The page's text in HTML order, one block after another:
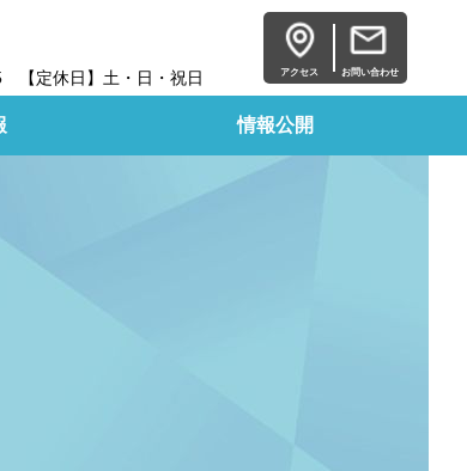
【定休日】土・日・祝日 アクセス お問い合わせ
情報公開